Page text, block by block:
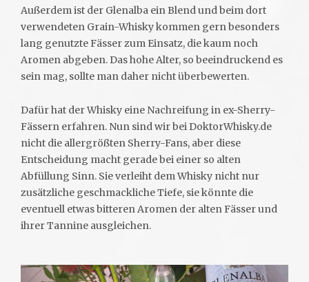
Außerdem ist der Glenalba ein Blend und beim dort
verwendeten Grain-Whisky kommen gern besonders
lang genutzte Fässer zum Einsatz, die kaum noch
Aromen abgeben. Das hohe Alter, so beeindruckend es
sein mag, sollte man daher nicht überbewerten.
Dafür hat der Whisky eine Nachreifung in ex-Sherry-
Fässern erfahren. Nun sind wir bei DoktorWhisky.de
nicht die allergrößten Sherry-Fans, aber diese
Entscheidung macht gerade bei einer so alten
Abfüllung Sinn. Sie verleiht dem Whisky nicht nur
zusätzliche geschmackliche Tiefe, sie könnte die
eventuell etwas bitteren Aromen der alten Fässer und
ihrer Tannine ausgleichen.